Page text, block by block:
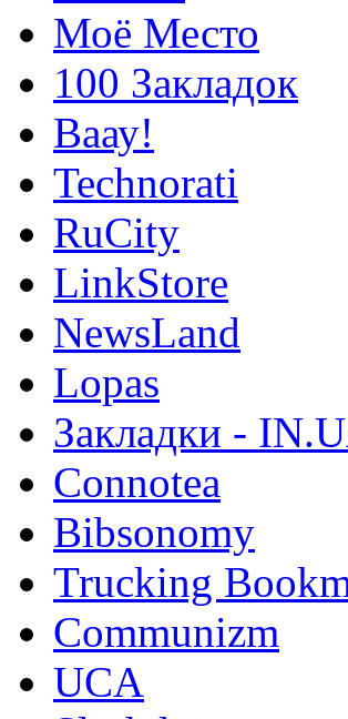
Моё Место
100 Закладок
Ваау!
Technorati
RuCity
LinkStore
NewsLand
Lopas
Закладки -
Connotea
Bibsonomy
Trucking
Communizm
UCA